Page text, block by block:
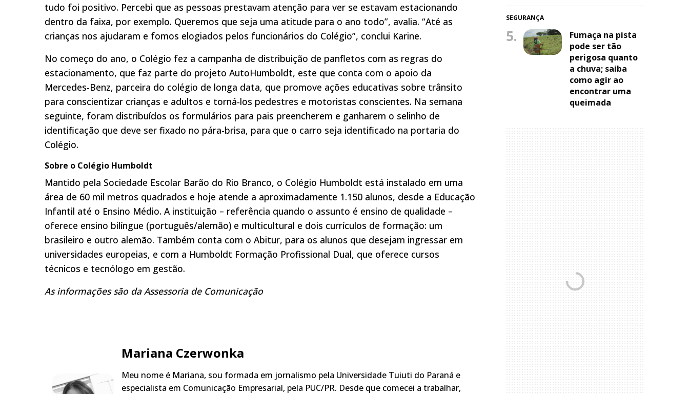
tudo foi positivo. Percebi que as pessoas prestavam atenção para ver se estavam estacionando
dentro da faixa, por exemplo. Queremos que seja uma atitude para o ano todo”, avalia. “Até as
crianças nos ajudaram e fomos elogiados pelos funcionários do Colégio”, conclui Karine.
No começo do ano, o Colégio fez a campanha de distribuição de panfletos com as regras do
estacionamento, que faz parte do projeto AutoHumboldt, este que conta com o apoio da
Mercedes-Benz, parceira do colégio de longa data, que promove ações educativas sobre trânsito
para conscientizar crianças e adultos e torná-los pedestres e motoristas conscientes. Na semana
seguinte, foram distribuídos os formulários para pais preencherem e ganharem o selinho de
identificação que deve ser fixado no pára-brisa, para que o carro seja identificado na portaria do
Colégio.
Sobre o Colégio Humboldt
Mantido pela Sociedade Escolar Barão do Rio Branco, o Colégio Humboldt está instalado em uma
área de 60 mil metros quadrados e hoje atende a aproximadamente 1.150 alunos, desde a Educação
Infantil até o Ensino Médio. A instituição – referência quando o assunto é ensino de qualidade –
oferece ensino bilíngue (português/alemão) e multicultural e dois currículos de formação: um
brasileiro e outro alemão. Também conta com o Abitur, para os alunos que desejam ingressar em
universidades europeias, e com a Humboldt Formação Profissional Dual, que oferece cursos
técnicos e tecnólogo em gestão.
As informações são da Assessoria de Comunicação
Mariana Czerwonka
Meu nome é Mariana, sou formada em jornalismo pela Universidade Tuiuti do Paraná e
especialista em Comunicação Empresarial, pela PUC/PR. Desde que comecei a trabalhar,
SEGURANÇA
5.
Fumaça na pista
pode ser tão
perigosa quanto
a chuva; saiba
como agir ao
encontrar uma
queimada